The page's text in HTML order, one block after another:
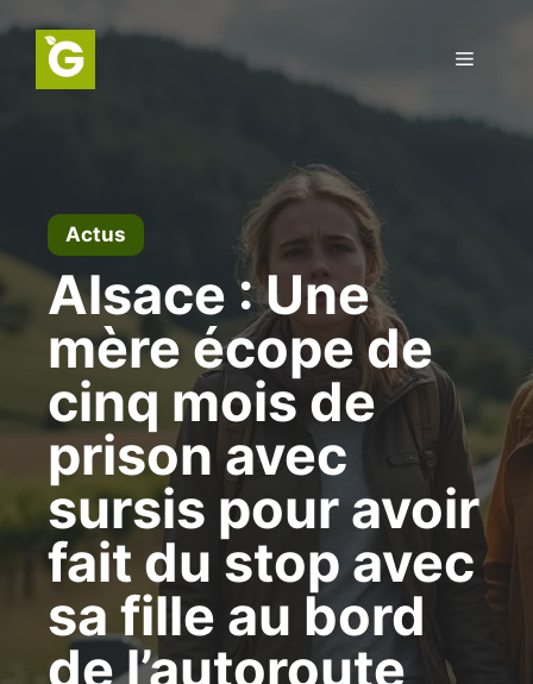
contenu
Menu
Actus
Alsace : Une
mère écope de
cinq mois de
prison avec
sursis pour avoir
fait du stop avec
sa fille au bord
de l’autoroute